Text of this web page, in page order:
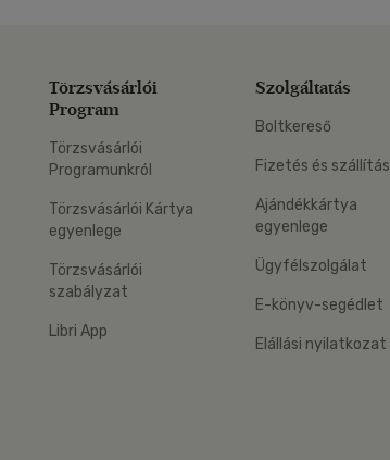
Törzsvásárlói
Program
Törzsvásárlói
Programunkról
Törzsvásárlói Kártya
egyenlege
Törzsvásárlói
szabályzat
Libri App
Szolgáltatás
Boltkereső
Fizetés és szállítás
Ajándékkártya
egyenlege
Ügyfélszolgálat
E-könyv-segédlet
Elállási nyilatkozat